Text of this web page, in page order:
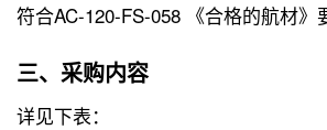
符合AC-120-FS-058 《合格的航材》
三、采购内容
详见下表：